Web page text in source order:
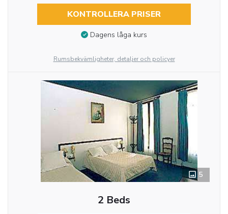
KONTROLLERA PRISER
Dagens låga kurs
Rumsbekvämligheter, detaljer och policyer
5
2 Beds